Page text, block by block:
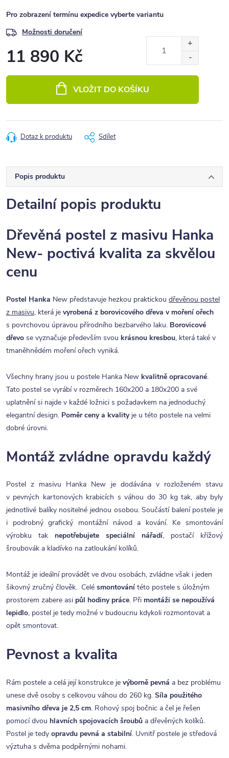
Pro zobrazení termínu expedice vyberte variantu
Možnosti doručení
11 890 Kč
VLOŽIT DO KOŠÍKU
Dotaz k produktu Sdílet
Popis produktu
Detailní popis produktu
Dřevěná postel z masivu Hanka
New- poctivá kvalita za skvělou
cenu
Postel Hanka New představuje hezkou praktickou dřevěnou postel
z masivu, která je vyrobená z borovicového dřeva v moření ořech
s povrchovou úpravou přírodního bezbarvého laku. Borovicové
dřevo se vyznačuje především svou krásnou kresbou, která také v
tmaněhnědém moření ořech vyniká.
Všechny hrany jsou u postele Hanka New kvalitně opracované.
Tato postel se vyrábí v rozměrech 160x200 a 180x200 a své
uplatnění si najde v každé ložnici s požadavkem na jednoduchý
elegantní design. Poměr ceny a kvalityje u této postele na velmi
dobré úrovni.
Montáž zvládne opravdu každý
Postel z masivu Hanka New je dodávána v rozloženém stavu
v pevných kartonových krabicích s váhou do 30 kg tak, aby byly
jednotlivé balíky nositelné jednou osobou. Součástí balení postele je
i podrobný grafický montážní návod a kování. Ke smontování
výrobku tak nepotřebujete speciální nářadí, postačí křížový
šroubovák a kladívko na zatloukání kolíků.
Montáž je ideální provádět ve dvou osobách, zvládne však i jeden
šikovný zručný člověk. Celé smontování této postele s úložným
prostorem zabere asi půl hodiny práce. Při montáži se nepoužívá
lepidlo, postel je tedy možné v budoucnu kdykoli rozmontovat a
opět smontovat.
Pevnost a kvalita
Rám postele a celá její konstrukce je výborně pevná a bez problému
unese dvě osoby s celkovou váhou do 260 kg. Síla použitého
masivního dřeva je 2,5 cm. Rohový spoj bočnic a čel je řešen
pomocí dvou hlavních spojovacích šroubů a dřevěných kolíků.
Postel je tedy opravdu pevná a stabilní. Uvnitř postele je středová
výztuha s dvěma podpěrnými nohami.